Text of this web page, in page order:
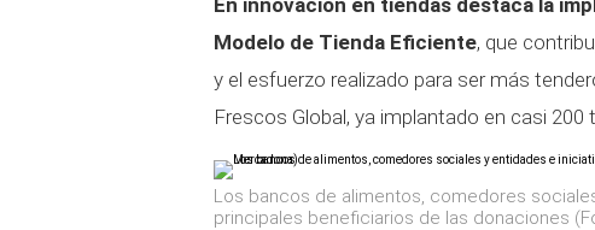
En innovación en tiendas destaca la
Modelo de Tienda Eficiente, que
y el esfuerzo realizado para ser más
Frescos Global, ya implantado en casi 200
Los bancos de alimentos, comedores
principales beneficiarios de las donaciones